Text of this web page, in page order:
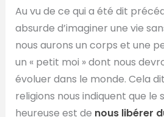
Au vu de ce qui a été dit
absurde d’imaginer une vie
nous aurons un corps et une
un « petit moi » dont nous
évoluer dans le monde. Cela
religions nous indiquent que le
heureuse est de nous libérer